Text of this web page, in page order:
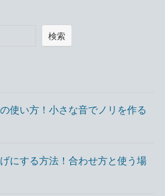
検索
使い方！小さな音でノリを作る
にする方法！合わせ方と使う場